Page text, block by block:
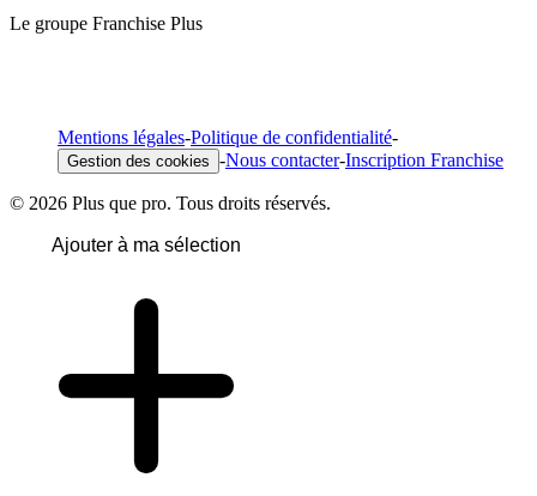
Le groupe Franchise Plus
Mentions légales-Politique de confidentialité-
Gestion des cookies -Nous contacter-Inscription Franchise
© 2026 Plus que pro. Tous droits réservés.
Ajouter à ma sélection